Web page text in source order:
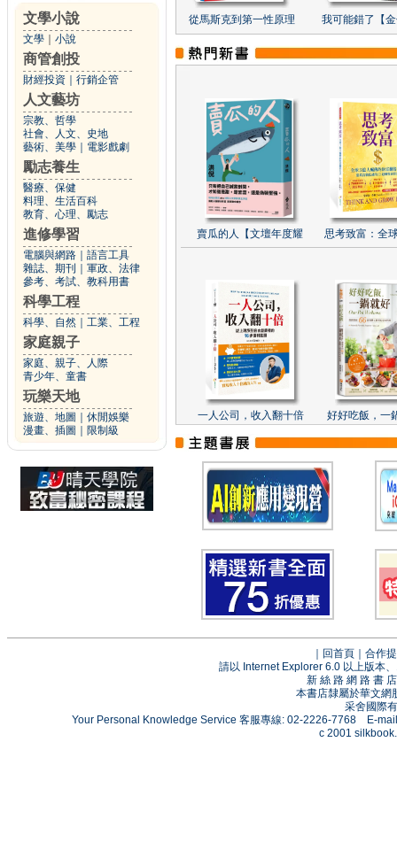
文學小說
文學 小說
商管創投
財經投資 行銷企管
人文藝坊
宗教、哲學
社會、人文、史地
藝術、美學
電影戲劇
勵志養生
醫療、保健
料理、生活百科
教育、心理、勵志
進修學習
電腦與網路
語言工具
雜誌、期刊
軍政、法律
參考、考試、教科用書
科學工程
科學、自然 工業、工程
家庭親子
家庭、親子、人際
青少年、童書
玩樂天地
旅遊、地圖
休閒娛樂
漫畫、插圖
限制級
從馬斯克到第一性原理 我可能錯了【
賣瓜的人【文壇年度耀 思考致富：全
一人公司，收入翻十倍 好好吃飯，一
回首頁
合作
請以 Internet Explorer 6.0 以上版本
新 絲 路 網 路 書
本書店隸屬於華文網
采舍國際
Your Personal Knowledge Service 客服專線: 02-2226-7768 E-
c 2001